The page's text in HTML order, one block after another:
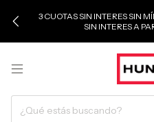
3 CUOTAS SIN INTERES SIN
SIN INTERES A